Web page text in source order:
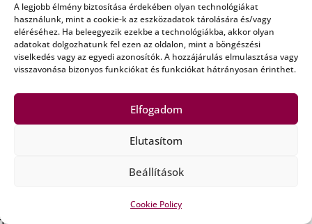
A legjobb élmény biztosítása érdekében olyan technológiákat
használunk, mint a cookie-k az eszközadatok tárolására és/vagy
eléréséhez. Ha beleegyezik ezekbe a technológiákba, akkor olyan
adatokat dolgozhatunk fel ezen az oldalon, mint a böngészési
viselkedés vagy az egyedi azonosítók. A hozzájárulás elmulasztása vagy
visszavonása bizonyos funkciókat és funkciókat hátrányosan érinthet.
Elfogadom
Elutasítom
Beállítások
Cookie Policy
2025-10-09 06 óra ( A 2021.02.23-i és 2022.12.20-I adás
ismétlése )
2025-10-02 10 óraAz 1962-es ‘Ki Mit Tud’ óta tudjuk, hogy ki
Bakacsi Béla. Majd jött a 66-os ‘Táncdalfesztivál’ és a
közönségdíjat ő kapta. Azóta töretlen a népszerűsége!
Dalait generációk ismerik, és szeretik. Még nyolcvanon túl
is több órás zenés-táncos bulikat tartott. Sajnos
szeptember 22-én örökre letette a mikrofont. Rá
‘Velünk voltak, velünk maradtak’